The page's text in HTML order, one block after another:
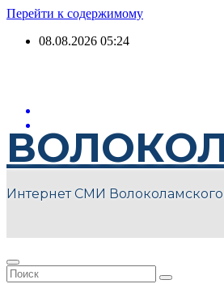
Перейти к содержимому
08.08.2026 05:24
Интернет СМИ